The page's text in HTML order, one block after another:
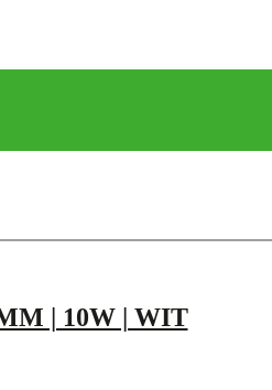
| 10W | WIT